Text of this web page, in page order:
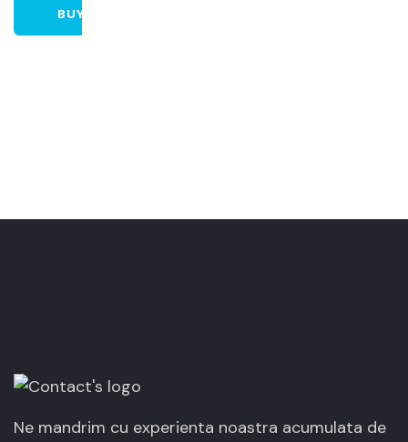
BUY NOW
Ne mandrim cu experienta noastra acumulata de